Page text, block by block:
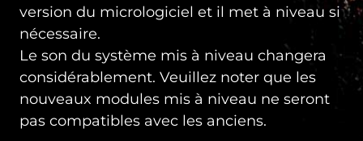
version du micrologiciel et il met à niveau si
nécessaire.
Le son du système mis à niveau changera
considérablement. Veuillez noter que les
nouveaux modules mis à niveau ne seront
pas compatibles avec les anciens.